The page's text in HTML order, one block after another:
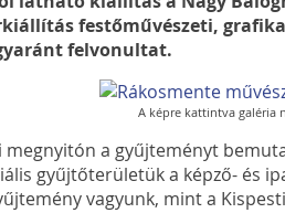
festőművészeti,
felvonultat.
A képre kattintva galéria
a gyűjteményt
gyűjtőterületük a képző- és
vagyunk, mint a